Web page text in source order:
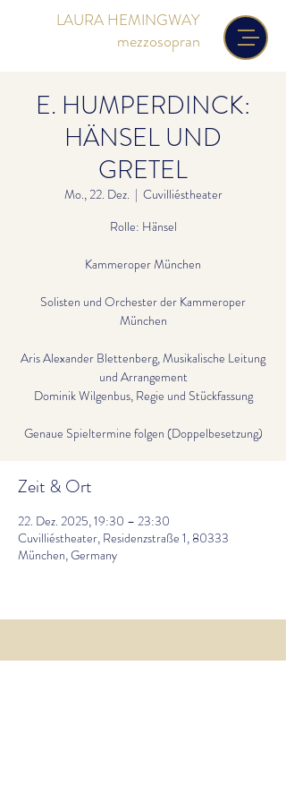
LAURA HEMINGWAY
mezzosopran
E. HUMPERDINCK:
HÄNSEL UND
GRETEL
Mo., 22. Dez.
  |
Cuvilliéstheater
Rolle: Hänsel
Kammeroper München
Solisten und Orchester der Kammeroper
München
Aris Alexander Blettenberg, Musikalische Leitung
und Arrangement
Dominik Wilgenbus, Regie und Stückfassung
Genaue Spieltermine folgen (Doppelbesetzung)
Zeit & Ort
22. Dez. 2025, 19:30 – 23:30
Cuvilliéstheater, Residenzstraße 1, 80333
München, Germany
laura.hemingway@posteo.de